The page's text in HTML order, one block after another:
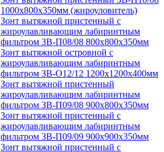
1000х800х350мм (жироуловитель)
Зонт вытяжной пристенный с
жироулавливающим лабиринтным
фильтром ЗВ-П08/08 800х800х350мм
Зонт вытяжной островной с
жироулавливающим лабиринтным
фильтром ЗВ-О12/12 1200х1200х400мм
Зонт вытяжной пристенный
жироулавливающим лабиринтным
фильтром ЗВ-П09/08 900х800х350мм
Зонт вытяжной пристенный с
жироулавливающим лабиринтным
фильтром ЗВ-П09/09 900х900х350мм
Зонт вытяжной пристенный с